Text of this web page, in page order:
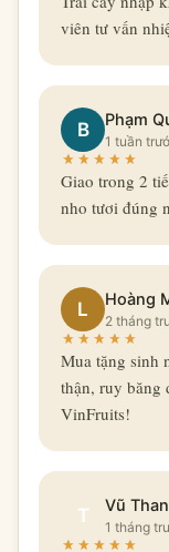
viên tư vấn
B Phạm
1 tuần
Giao trong 2
nho tươi đúng
L Hoàng
2 tháng
Mua tặng sinh
thận, ruy băng
VinFruits!
T Vũ
1 tháng